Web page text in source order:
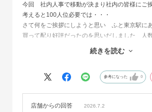
今回 社内人事で移動が決まり社内の皆様にご
考えると100人位必要では・・・
さて何をご挨拶にしようと思い ふと東京駅に
買って配り好評だったのを思いだしました 人
枚数含め 納得の一品で買わせて頂きました お
し 又 機会あるときにお世話になります オス
続きを読む
参考になった 0
店舗からの回答 2026.7.2